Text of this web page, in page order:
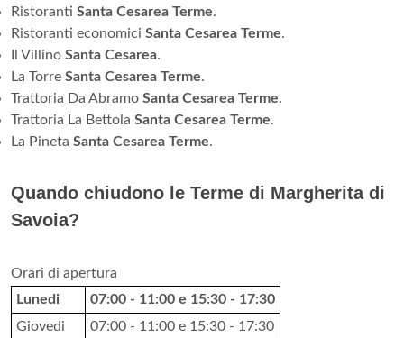
Ristoranti Santa Cesarea Terme.
Ristoranti economici Santa Cesarea Terme.
Il Villino Santa Cesarea.
La Torre Santa Cesarea Terme.
Trattoria Da Abramo Santa Cesarea Terme.
Trattoria La Bettola Santa Cesarea Terme.
La Pineta Santa Cesarea Terme.
Quando chiudono le Terme di Margherita di
Savoia?
Orari di apertura
Lunedi
07:00 - 11:00 e 15:30 - 17:30
Giovedi
07:00 - 11:00 e 15:30 - 17:30